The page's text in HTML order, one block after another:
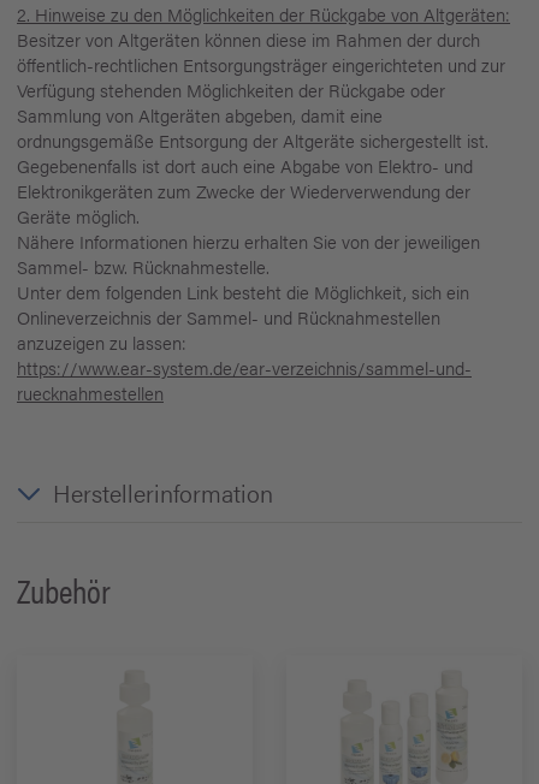
2. Hinweise zu den Möglichkeiten der Rückgabe von Altgeräten:
Besitzer von Altgeräten können diese im Rahmen der durch
öffentlich-rechtlichen Entsorgungsträger eingerichteten und zur
Verfügung stehenden Möglichkeiten der Rückgabe oder
Sammlung von Altgeräten abgeben, damit eine
ordnungsgemäße Entsorgung der Altgeräte sichergestellt ist.
Gegebenenfalls ist dort auch eine Abgabe von Elektro- und
Elektronikgeräten zum Zwecke der Wiederverwendung der
Geräte möglich.
Nähere Informationen hierzu erhalten Sie von der jeweiligen
Sammel- bzw. Rücknahmestelle.
Unter dem folgenden Link besteht die Möglichkeit, sich ein
Onlineverzeichnis der Sammel- und Rücknahmestellen
anzuzeigen zu lassen:
https://www.ear-system.de/ear-verzeichnis/sammel-und-
ruecknahmestellen
Herstellerinformation
Zubehör